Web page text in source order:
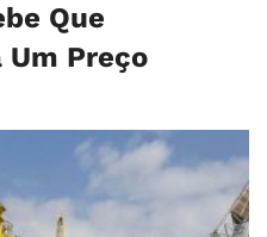
Que
Um Preço